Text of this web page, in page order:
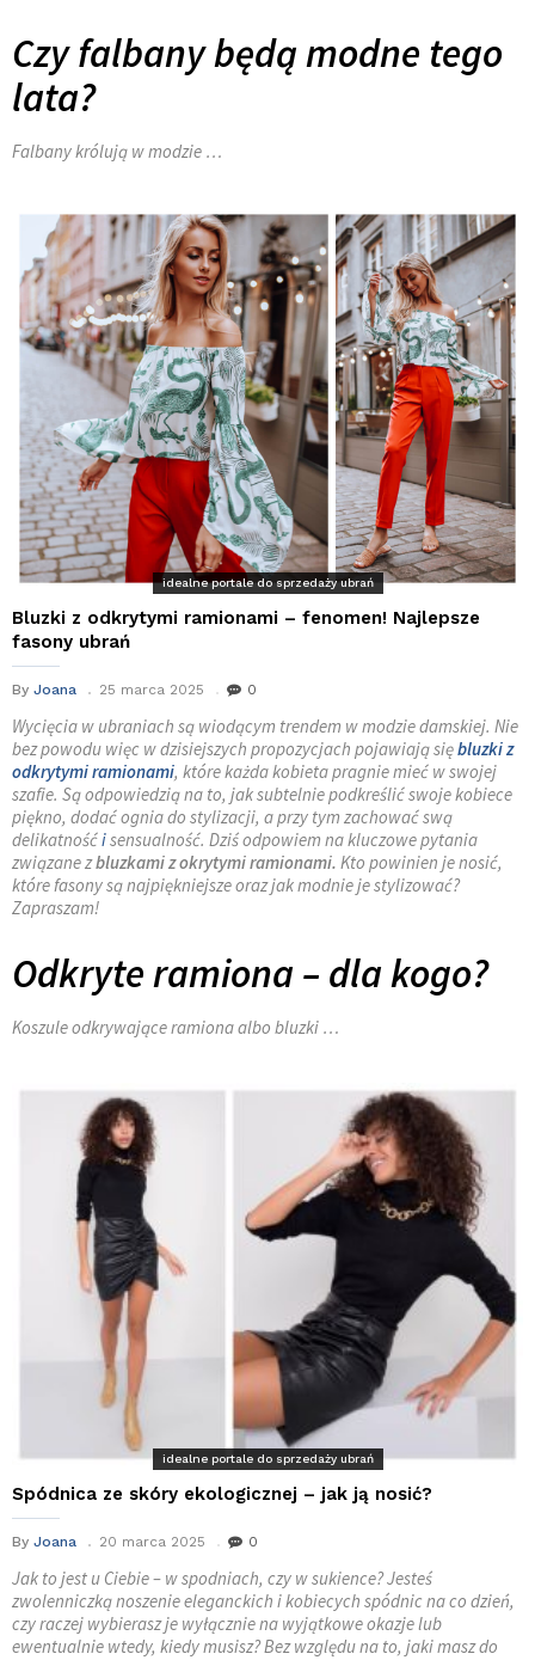
Czy falbany będą modne tego
lata?
Falbany królują w modzie …
idealne portale do sprzedaży ubrań
Bluzki z odkrytymi ramionami – fenomen! Najlepsze
fasony ubrań
By Joana 25 marca 2025 0
Wycięcia w ubraniach są wiodącym trendem w modzie damskiej. Nie
bez powodu więc w dzisiejszych propozycjach pojawiają siębluzki z
odkrytymi ramionami, które każda kobieta pragnie mieć w swojej
szafie. Są odpowiedzią na to, jak subtelnie podkreślić swoje kobiece
piękno, dodać ognia do stylizacji, a przy tym zachować swą
delikatnośćisensualność. Dziś odpowiem na kluczowe pytania
związane zbluzkami z okrytymi ramionami. Kto powinien je nosić,
które fasony są najpiękniejsze oraz jak modnie je stylizować?
Zapraszam!
Odkryte ramiona – dla kogo?
Koszule odkrywające ramiona albo bluzki …
idealne portale do sprzedaży ubrań
Spódnica ze skóry ekologicznej – jak ją nosić?
By Joana 20 marca 2025 0
Jak to jest u Ciebie – w spodniach, czy w sukience? Jesteś
zwolenniczką noszenie eleganckich i kobiecych spódnic na co dzień,
czy raczej wybierasz je wyłącznie na wyjątkowe okazje lub
ewentualnie wtedy, kiedy musisz? Bez względu na to, jaki masz do